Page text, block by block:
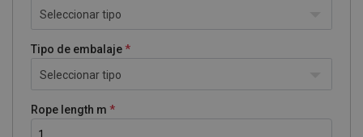
Seleccionar tipo
Tipo de embalaje
Seleccionar tipo
Rope length m